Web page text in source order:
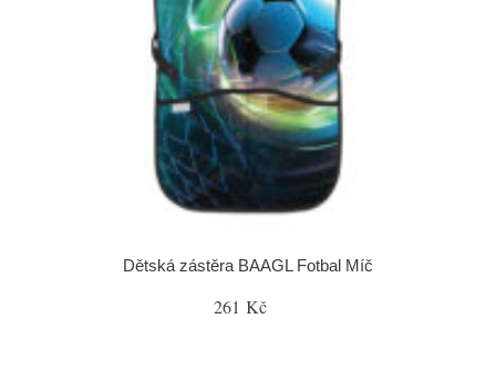
Dětská zástěra BAAGL Fotbal Míč
261 Kč